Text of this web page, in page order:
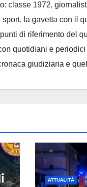
classe 1972,
sport, la gavetta con il
di riferimento del
quotidiani e
giudiziaria e
ATTUALITÀ